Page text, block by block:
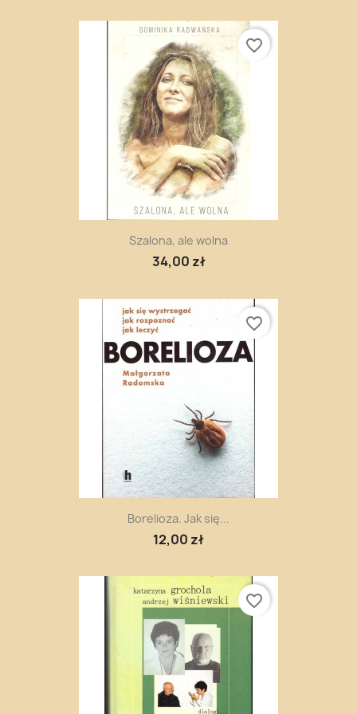
Szalona, ale wolna
34,00 zł
favorite_border
Borelioza. Jak się...
12,00 zł
favorite_border
favorite_border